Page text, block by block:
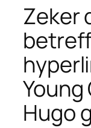
Zeker
Hugo